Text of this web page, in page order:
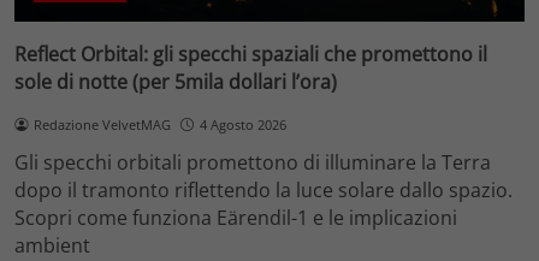
Reflect Orbital: gli specchi spaziali che promettono il
sole di notte (per 5mila dollari l’ora)
Redazione VelvetMAG 4 Agosto 2026
Gli specchi orbitali promettono di illuminare la Terra
dopo il tramonto riflettendo la luce solare dallo spazio.
Scopri come funziona Eärendil-1 e le implicazioni
ambient